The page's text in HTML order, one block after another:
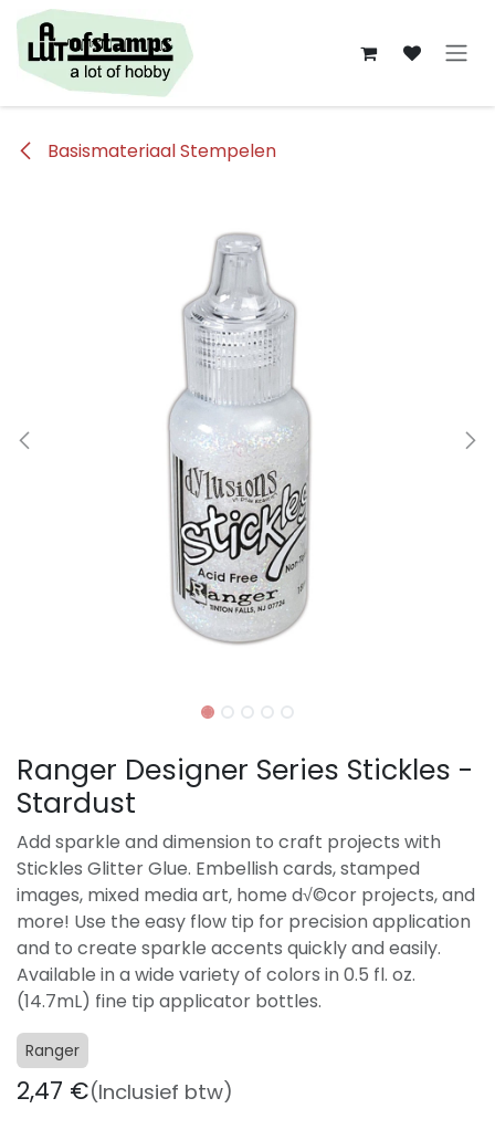
Overslaan naar inhoud
Basismateriaal Stempelen
Ranger Designer Series Stickles -
Stardust
Add sparkle and dimension to craft projects with
Stickles Glitter Glue. Embellish cards, stamped
images, mixed media art, home d√©cor projects, and
more! Use the easy flow tip for precision application
and to create sparkle accents quickly and easily.
Available in a wide variety of colors in 0.5 fl. oz.
(14.7mL) fine tip applicator bottles.
Ranger
2,47 €(Inclusief btw)